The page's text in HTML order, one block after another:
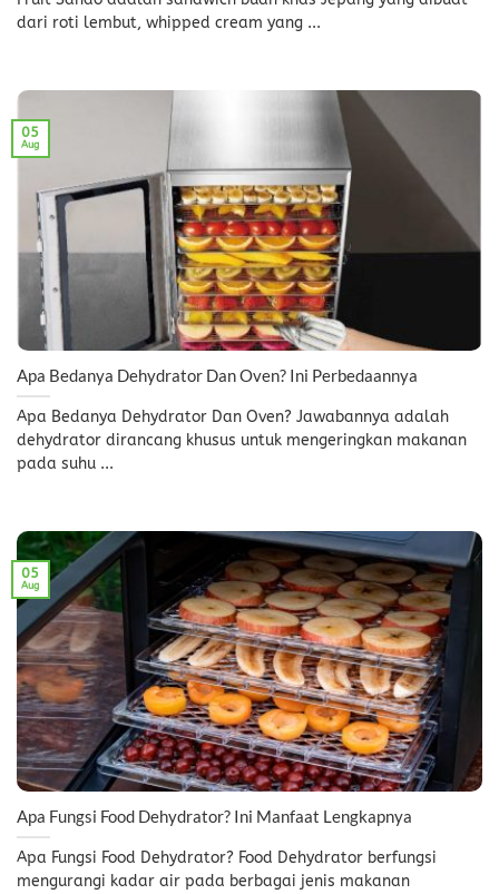
dari roti lembut, whipped cream yang ...
Apa Bedanya Dehydrator Dan Oven? Ini Perbedaannya
Apa Bedanya Dehydrator Dan Oven? Jawabannya adalah
dehydrator dirancang khusus untuk mengeringkan makanan
pada suhu ...
05
Aug
Apa Fungsi Food Dehydrator? Ini Manfaat Lengkapnya
Apa Fungsi Food Dehydrator? Food Dehydrator berfungsi
mengurangi kadar air pada berbagai jenis makanan
05
Aug